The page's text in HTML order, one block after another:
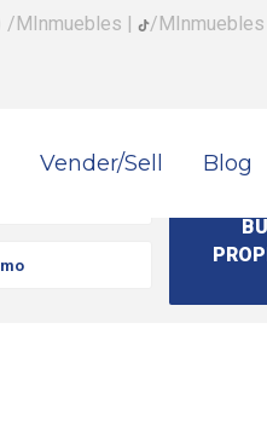
/MInmuebles | /MInmuebles
Vender/Sell Blog